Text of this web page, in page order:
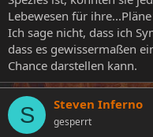
Lebewesen für
Ich sage nicht, dass ich
dass es gewissermaßen
Chance darstellen kann.
S Steven Inferno
gesperrt